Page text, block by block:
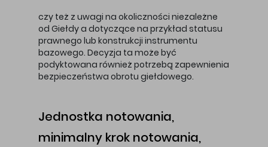
czy też z uwagi na okoliczności niezależne
od Giełdy a dotyczące na przykład statusu
prawnego lub konstrukcji instrumentu
bazowego. Decyzja ta może być
podyktowana również potrzebą zapewnienia
bezpieczeństwa obrotu giełdowego.
Jednostka notowania,
minimalny krok notowania,